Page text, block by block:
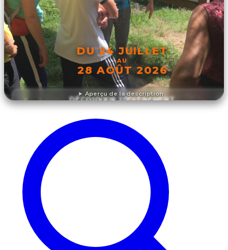
Aperçu de la description
DU 24 JUILLET
AU
28 AOÛT 2026
DÉCOUVRIR L'ÉVÉNEMENT